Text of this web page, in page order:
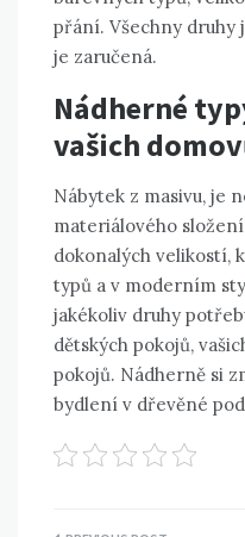
přání. Všechny druhy
je zaručená.
Nádherné
vašich
Nábytek z masivu, je
materiálového
dokonalých velikostí,
typů a v moderním
jakékoliv druhy
dětských pokojů,
pokojů. Nádherně si
bydlení v dřevěné